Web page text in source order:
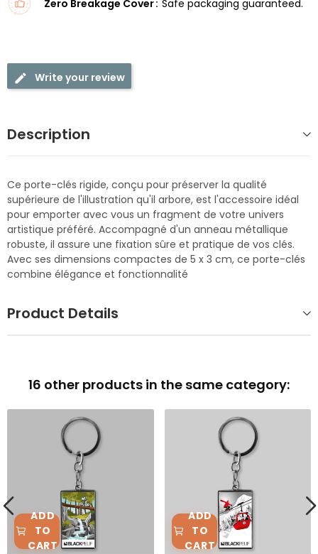
Zero Breakage Cover Safe packaging guaranteed.
Write your review
Description
Ce porte-clés rigide, conçu pour préserver la qualité
supérieure de l'illustration qu'il arbore, est l'accessoire idéal
pour emporter avec vous un fragment de votre univers
artistique préféré. Accompagné d'un anneau métallique
robuste, il assure une fixation sûre et pratique de vos clés.
Avec ses dimensions compactes de 5 x 3 cm, ce porte-clés
combine élégance et fonctionnalité
Product Details
16 other products in the same category:
ADD
TO
CART
ADD
TO
CART